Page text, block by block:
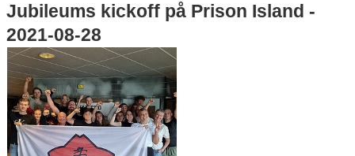
Jubileums kickoff på Prison Island -
2021-08-28